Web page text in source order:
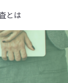
とは